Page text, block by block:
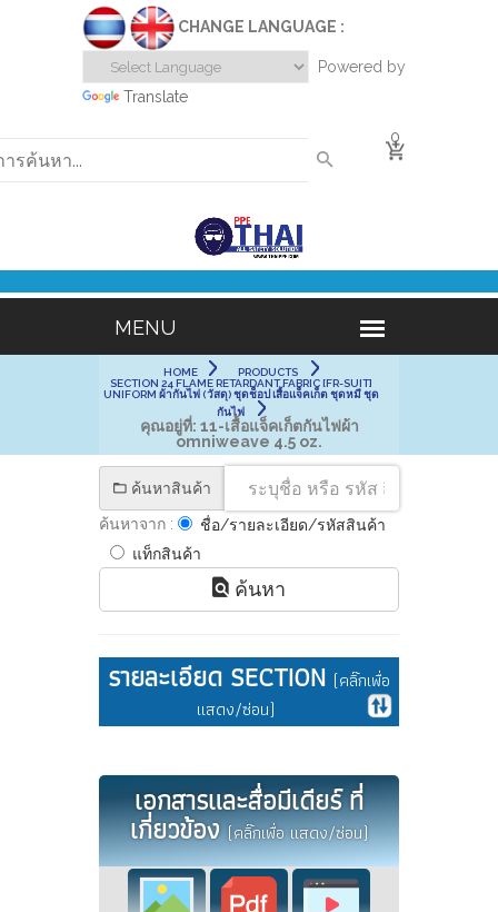
CHANGE LANGUAGE :
Powered by
Translate
0
HOME
PRODUCTS
SECTION 24 FLAME RETARDANT FABRIC [FR-SUIT]
UNIFORM ผ้ากันไฟ (วัสดุ) ชุดช็อป เสื้อแจ็คเก็ต ชุดหมี ชุด
กันไฟ
คุณอยู่ที่: 11-เสื้อแจ็คเก็ตกันไฟผ้า
omniweave 4.5 oz.
ค้นหาสินค้า
ค้นหาจาก :
ชื่อ/รายละเอียด/รหัสสินค้า
แท็กสินค้า
ค้นหา
รายละเอียด SECTION (คลิ๊กเพื่อ
แสดง/ซ่อน)
เอกสารและสื่อมีเดียร์ ที่
เกี่ยวข้อง(คลิ๊กเพื่อ แสดง/ซ่อน)